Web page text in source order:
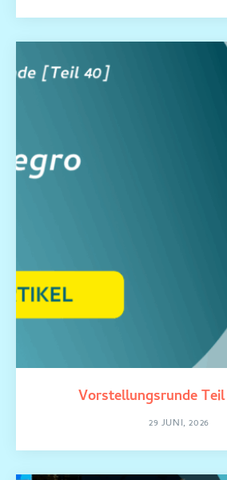
Vorstellungsrunde Teil
29 JUNI, 2026